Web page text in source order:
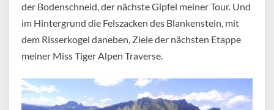
der Bodenschneid, der nächste Gipfel meiner Tour. Und
im Hintergrund die Felszacken des Blankenstein, mit
dem Risserkogel daneben, Ziele der nächsten Etappe
meiner Miss Tiger Alpen Traverse.